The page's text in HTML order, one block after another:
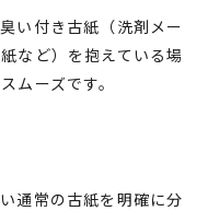
い付き古紙（洗剤メー
など）を抱えている場
ムーズです。
通常の古紙を明確に分